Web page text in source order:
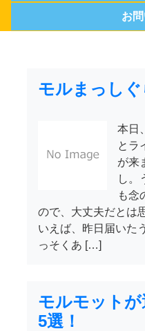
お
モルまっしぐ
本日
とラ
が来
し。
も念
ので、大丈夫だとは
いえば、昨日届いた
っそくあ […]
モルモット
5選！